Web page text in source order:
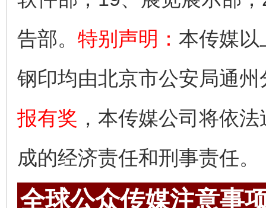
告部。 特别声明： 本传媒以
钢印均由北京市公安局通
报有奖 ，本传媒公司将依
成的经济责任和刑事责任。
全球公众传媒注意事